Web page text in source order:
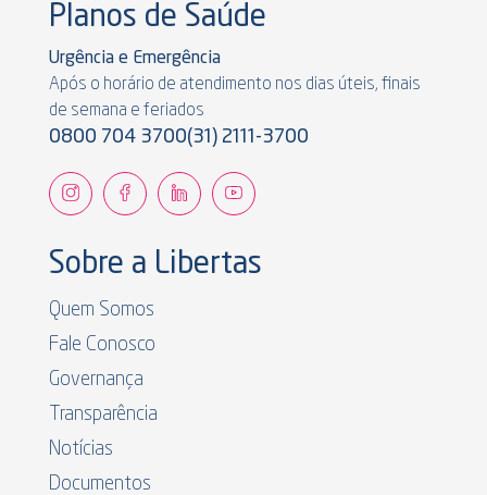
Planos de Saúde
Urgência e Emergência
Após o horário de atendimento nos dias úteis, finais
de semana e feriados
0800 704 3700(31) 2111-3700
Sobre a Libertas
Quem Somos
Fale Conosco
Governança
Transparência
Notícias
Documentos